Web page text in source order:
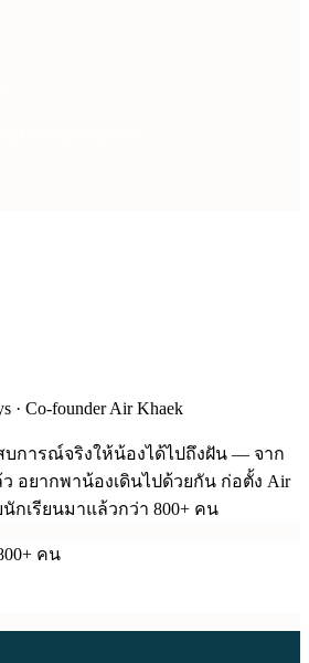
· Co-founder Air Khaek
การณ์จริงให้น้องได้ไปถึงฝัน — จาก
อยากพาน้องเดินไปด้วยกัน ก่อตั้ง Air
กเรียนมาแล้วกว่า 800+ คน
คน